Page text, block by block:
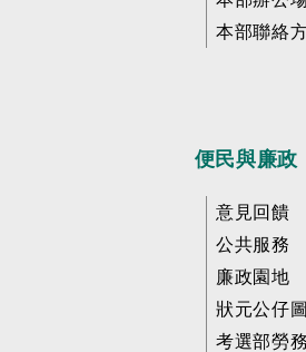
本部聯絡
便民與廉政
意見回饋
公共服務
廉政園地
狀元公仔
考選部勞